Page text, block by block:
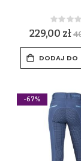
0%
229,00 zł
DODAJ DO
-67%